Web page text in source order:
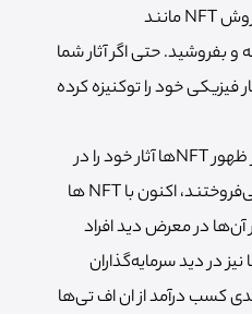
پلتفرم‌های مخصوص خرید و فروش NFT مانند
بفروشید. حتی اگر آثار شما
فیزیکی خود را توکنیزه کرده
بسیاری از هنرمندان که تا قبل از ظهور NFTها آثار خود را در
حراجی‌‌ها یا به صورت مستقل می‌فروختند، اکنون با NFT ها
آن‌ها در معرض دید افراد
در دید سرمایه‌‌گذاران
کسب درآمد از ان اف تی‌ها